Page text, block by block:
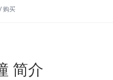
购买
简介